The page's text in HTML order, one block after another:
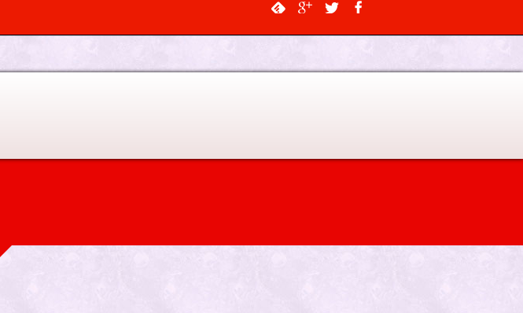
Walker_Nav_Menu::start_el(&$output, $data_object, $depth = 0, $args = NULL, $current_object_id =